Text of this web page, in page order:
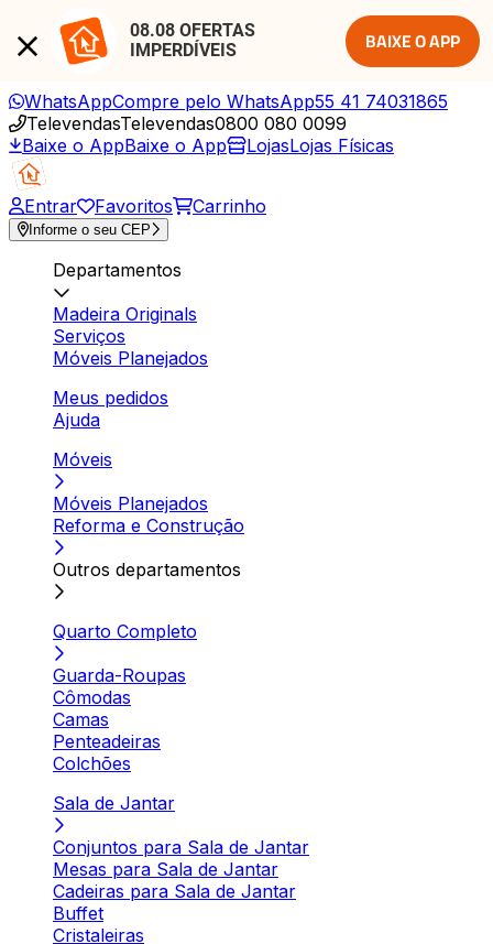
08.08 OFERTAS
IMPERDÍVEIS
BAIXE O APP
WhatsAppCompre pelo WhatsApp55 41 74031865
TelevendasTelevendas0800 080 0099
Baixe o AppBaixe o App LojasLojas Físicas
Entrar Favoritos Carrinho
Informe o seu CEP
Departamentos
Madeira Originals
Serviços
Móveis Planejados
Meus pedidos
Ajuda
Móveis
Móveis Planejados
Reforma e Construção
Outros departamentos
Quarto Completo
Guarda-Roupas
Cômodas
Camas
Penteadeiras
Colchões
Sala de Jantar
Conjuntos para Sala de Jantar
Mesas para Sala de Jantar
Cadeiras para Sala de Jantar
Buffet
Cristaleiras